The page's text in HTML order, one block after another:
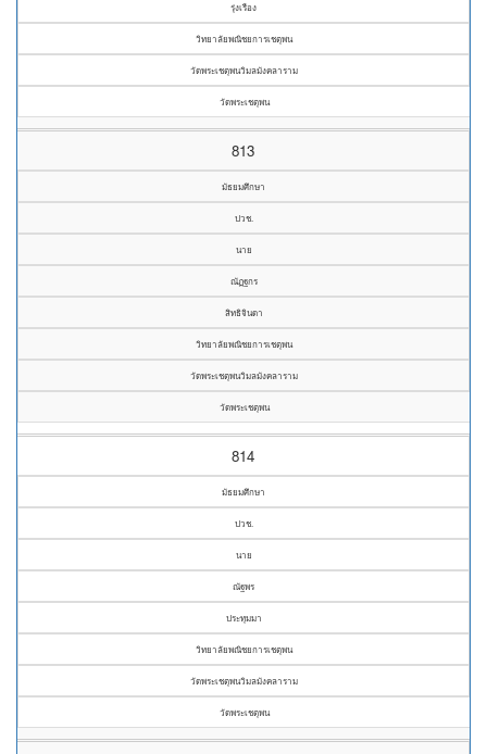
รุ่งเรือง
วิทยาลัยพณิชยการเชตุพน
วัดพระเชตุพนวิมลมังคลาราม
วัดพระเชตุพน
813
มัธยมศึกษา
ปวช.
นาย
ณัฏฐกร
สิทธิจินดา
วิทยาลัยพณิชยการเชตุพน
วัดพระเชตุพนวิมลมังคลาราม
วัดพระเชตุพน
814
มัธยมศึกษา
ปวช.
นาย
ณัฐพร
ประทุมมา
วิทยาลัยพณิชยการเชตุพน
วัดพระเชตุพนวิมลมังคลาราม
วัดพระเชตุพน